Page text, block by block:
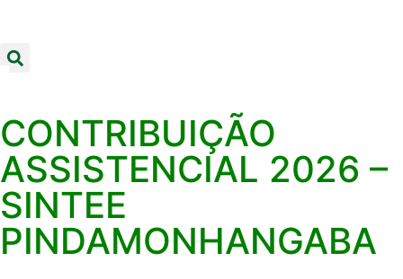
CONTRIBUIÇÃO
ASSISTENCIAL 2026 –
SINTEE
PINDAMONHANGABA